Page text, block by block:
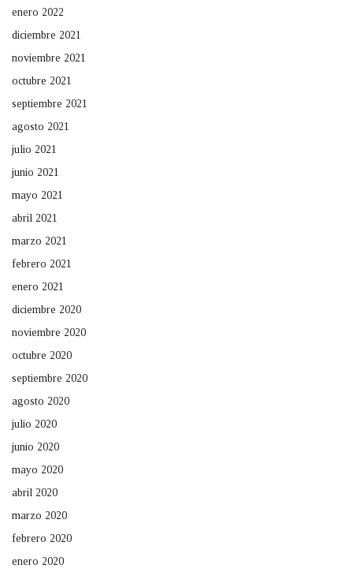
enero 2022
diciembre 2021
noviembre 2021
octubre 2021
septiembre 2021
agosto 2021
julio 2021
junio 2021
mayo 2021
abril 2021
marzo 2021
febrero 2021
enero 2021
diciembre 2020
noviembre 2020
octubre 2020
septiembre 2020
agosto 2020
julio 2020
junio 2020
mayo 2020
abril 2020
marzo 2020
febrero 2020
enero 2020